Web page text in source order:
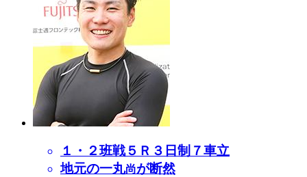
１・２班戦５Ｒ３日制７車立
地元の一丸尚が断然